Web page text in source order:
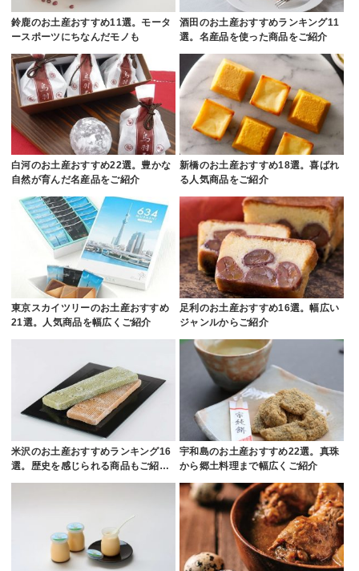
鈴鹿のお土産おすすめ11選。モータ
ースポーツにちなんだモノも
酒田のお土産おすすめランキング11
選。名産品を使った商品をご紹介
白河のお土産おすすめ22選。豊かな
自然が育んだ名産品をご紹介
新橋のお土産おすすめ18選。喜ばれ
る人気商品をご紹介
東京スカイツリーのお土産おすすめ
21選。人気商品を幅広くご紹介
足利のお土産おすすめ16選。幅広い
ジャンルからご紹介
米沢のお土産おすすめランキング16
選。歴史を感じられる商品もご紹…
宇和島のお土産おすすめ22選。真珠
から郷土料理まで幅広くご紹介